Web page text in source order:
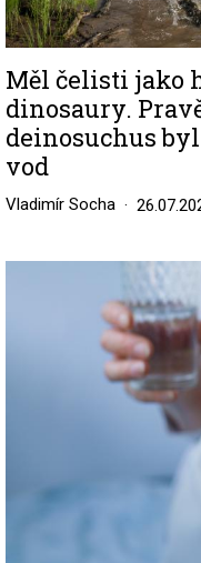
Měl čelisti jako
dinosaury.
deinosuchus
vod
Vladimír Socha